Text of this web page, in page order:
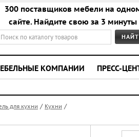
300 поставщиков мебели на
сайте. Найдите свою за 3 минуты
КОМПАНИИ ПРЕСС-
для кухни / Кухни /